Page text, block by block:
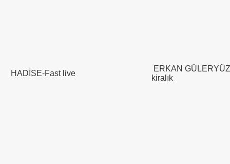
HADİSE-Fast live
ERKAN
kiralık